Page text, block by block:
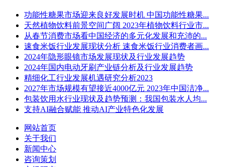
功能性糖果市场迎来良好发展时机 中国功能性糖果...
天然植物饮料前景空间广阔 2023年植物饮料行业市...
从春节消费市场看中国经济的多元化发展和充沛的...
速食米饭行业发展现状分析 速食米饭行业消费者画...
2024年隐形眼镜市场发展现状及行业发展趋势
2024年国内电动牙刷产业链分析及行业发展趋势
精细化工行业发展机遇研究分析2023
2027年市场规模有望接近4000亿元 2023年中国洁净...
包装饮用水行业现状及趋势预测：我国包装水人均...
支持AI融合赋能 推动AI产业特色化发展
网站首页
关于我们
新闻中心
咨询策划